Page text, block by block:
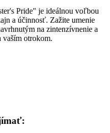
Pride" je ideálnou voľbou
a účinnosť. Zažite umenie
na zintenzívnenie a
vaším otrokom.